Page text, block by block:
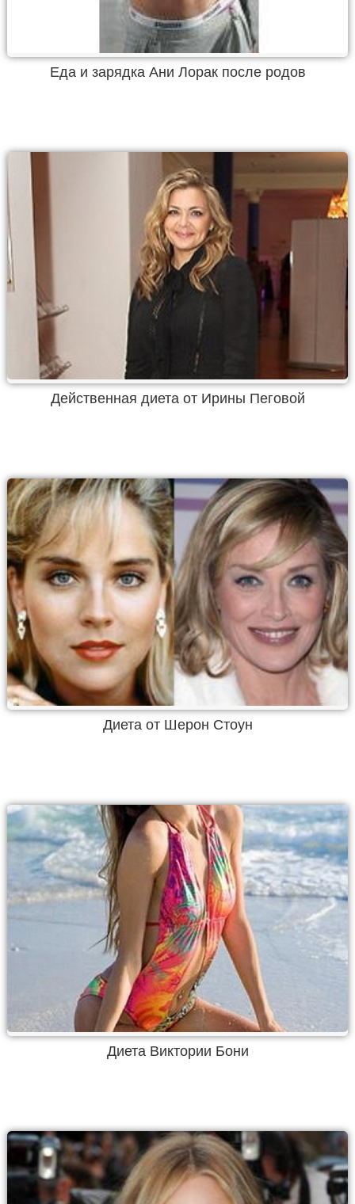
Еда и зарядка Ани Лорак после родов
Действенная диета от Ирины Пеговой
Диета от Шерон Стоун
Диета Виктории Бони